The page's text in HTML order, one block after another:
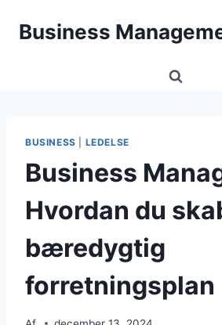
Business
BUSINESS LEDELSE
Business
Hvordan du
bæredygtig
forretningsplan